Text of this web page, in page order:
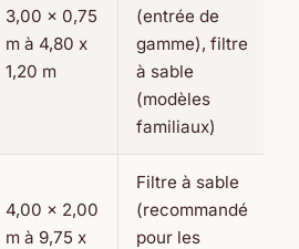
3,00 x 0,75
m à 4,80 x
1,20 m
(entrée de
gamme), filtre
à sable
(modèles
familiaux)
4,00 x 2,00
m à 9,75 x
Filtre à sable
(recommandé
pour les